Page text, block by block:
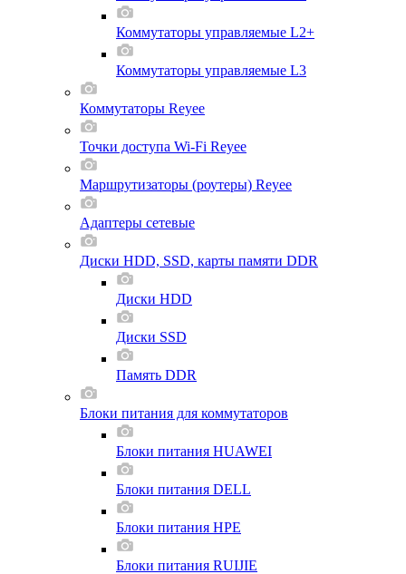
Коммутаторы управляемые L2+
Коммутаторы управляемые L3
Коммутаторы Reyee
Точки доступа Wi-Fi Reyee
Маршрутизаторы (роутеры) Reyee
Адаптеры сетевые
Диски HDD, SSD, карты памяти DDR
Диски HDD
Диски SSD
Память DDR
Блоки питания для коммутаторов
Блоки питания HUAWEI
Блоки питания DELL
Блоки питания HPE
Блоки питания RUIJIE